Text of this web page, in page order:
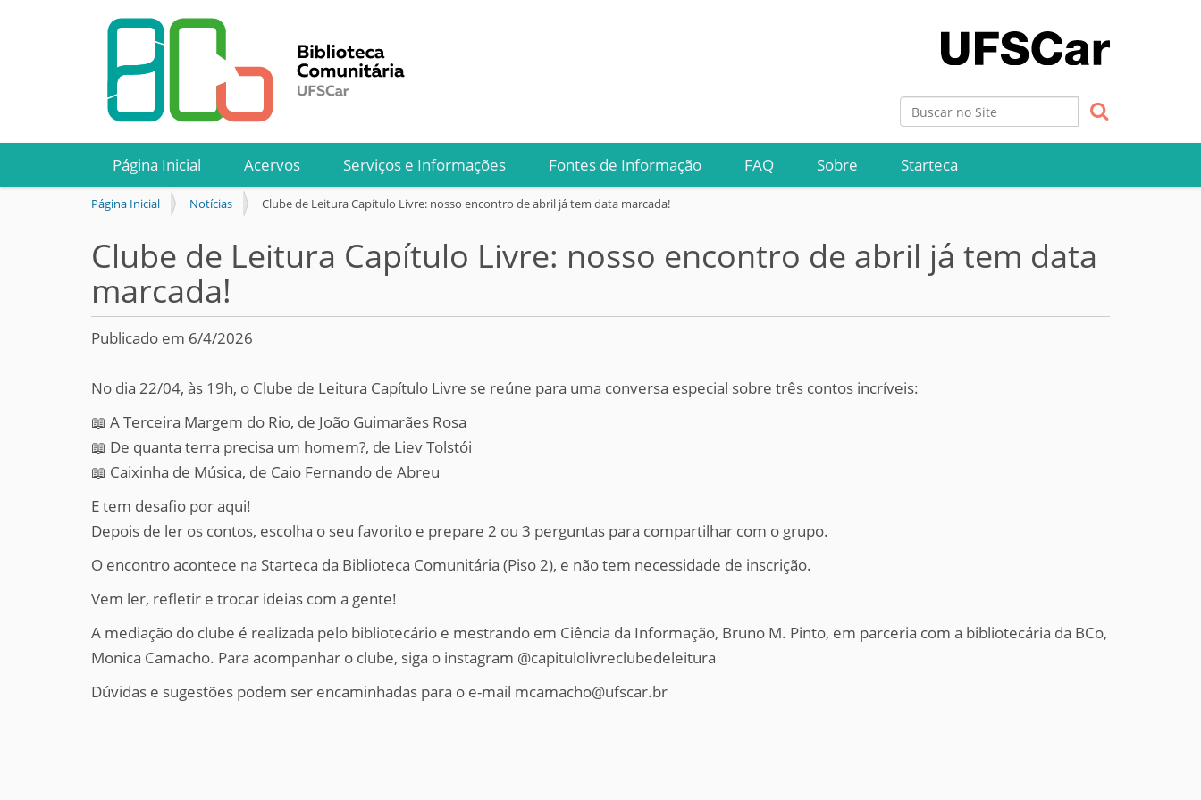
Busca
Página Inicial
Acervos Serviços e Informações Fontes de Informação FAQ Sobre Starteca
V
ê
t
á
u
:
Página Inicial Notícias Clube de Leitura Capítulo Livre: nosso encontro de abril já tem data marcada!
Clube de Leitura Capítulo Livre: nosso encontro de abril já tem data
marcada!
Publicado em 6/4/2026
No dia 22/04, às 19h, o Clube de Leitura Capítulo Livre se reúne para uma conversa especial sobre três contos incríveis:
📖 A Terceira Margem do Rio, de João Guimarães Rosa
📖 De quanta terra precisa um homem?, de Liev Tolstói
📖 Caixinha de Música, de Caio Fernando de Abreu
E tem desafio por aqui!
Depois de ler os contos, escolha o seu favorito e prepare 2 ou 3 perguntas para compartilhar com o grupo.
O encontro acontece na Starteca da Biblioteca Comunitária (Piso 2), e não tem necessidade de inscrição.
Vem ler, refletir e trocar ideias com a gente!
A mediação do clube é realizada pelo bibliotecário e mestrando em Ciência da Informação, Bruno M. Pinto, em parceria com a bibliotecária da BCo,
Monica Camacho. Para acompanhar o clube, siga o instagram @capitulolivreclubedeleitura
Dúvidas e sugestões podem ser encaminhadas para o e-mail mcamacho@ufscar.br